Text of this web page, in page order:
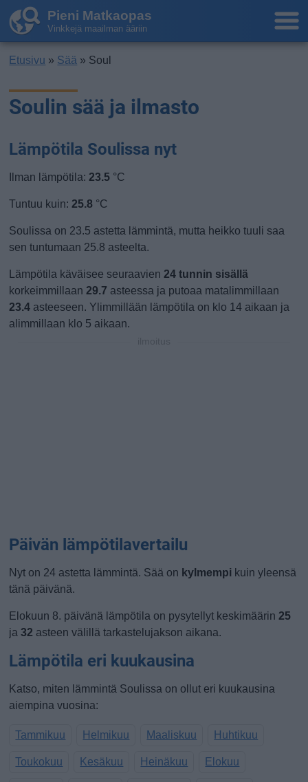
Pieni Matkaopas
Vinkkejä maailman ääriin
Etusivu » Sää » Soul
Soulin sää ja ilmasto
Lämpötila Soulissa nyt
Ilman lämpötila:23.5 °C
Tuntuu kuin:25.8 °C
Soulissa on 23.5 astetta lämmintä, mutta heikko tuuli saa
sen tuntumaan 25.8 asteelta.
Lämpötila käväisee seuraavien24 tunnin sisällä
korkeimmillaan29.7 asteessa ja putoaa matalimmillaan
23.4 asteeseen. Ylimmillään lämpötila on klo 14 aikaan ja
alimmillaan klo 5 aikaan.
Päivän lämpötilavertailu
Nyt on 24 astetta lämmintä. Sää on kylmempi kuin yleensä
tänä päivänä.
Elokuun 8. päivänä lämpötila on pysytellyt keskimäärin25
ja32 asteen välillä tarkastelujakson aikana.
Lämpötila eri kuukausina
Katso, miten lämmintä Soulissa on ollut eri kuukausina
aiempina vuosina:
Tammikuu Helmikuu Maaliskuu Huhtikuu
Toukokuu Kesäkuu Heinäkuu Elokuu